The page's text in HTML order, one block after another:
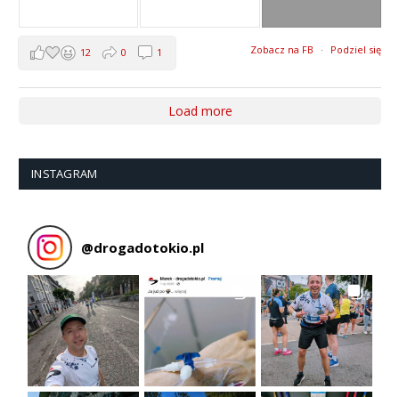
Zobacz na FB · Podziel się
12 0 1
Load more
INSTAGRAM
@drogadotokio.pl